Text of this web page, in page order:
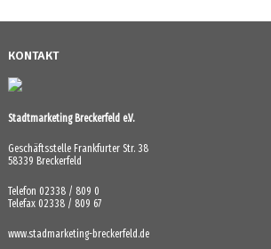
KONTAKT
Stadtmarketing Breckerfeld e.V.
Geschäftsstelle Frankfurter Str. 38
58339 Breckerfeld
Telefon 02338 / 809 0
Telefax 02338 / 809 67
www.stadmarketing-breckerfeld.de